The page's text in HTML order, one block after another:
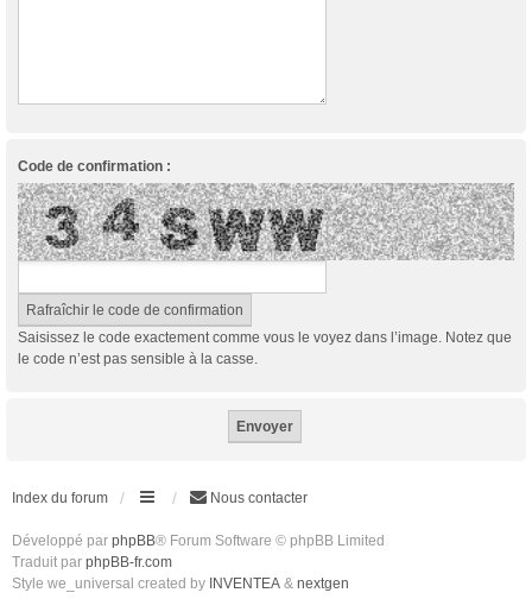
Code de confirmation :
Saisissez le code exactement comme vous le voyez dans l’image. Notez que
le code n’est pas sensible à la casse.
Index du forum Nous contacter
Développé par phpBB® Forum Software © phpBB Limited
Traduit par phpBB-fr.com
Style we_universal created by INVENTEA & nextgen